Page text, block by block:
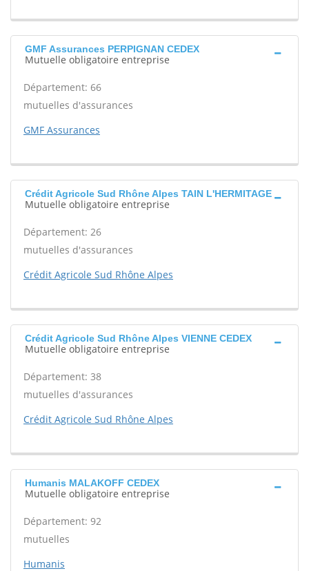
GMF Assurances PERPIGNAN CEDEX
Mutuelle obligatoire entreprise
Département: 66
mutuelles d'assurances
GMF Assurances
Crédit Agricole Sud Rhône Alpes TAIN L'HERMITAGE
Mutuelle obligatoire entreprise
Département: 26
mutuelles d'assurances
Crédit Agricole Sud Rhône Alpes
Crédit Agricole Sud Rhône Alpes VIENNE CEDEX
Mutuelle obligatoire entreprise
Département: 38
mutuelles d'assurances
Crédit Agricole Sud Rhône Alpes
Humanis MALAKOFF CEDEX
Mutuelle obligatoire entreprise
Département: 92
mutuelles
Humanis